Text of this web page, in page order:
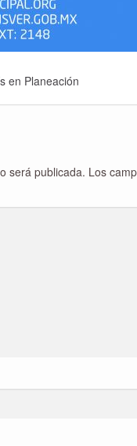
en Planeación
será publicada. Los